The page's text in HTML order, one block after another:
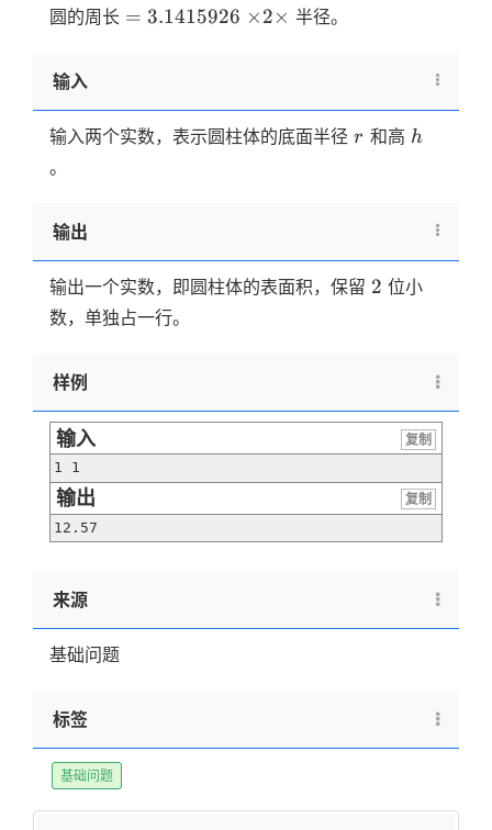
圆的周长 =
= 3.1415926 \times
×2× 半径。
输入
输入两个实数，表示圆柱体的底面半径 r
r 和高 h
h
。
输出
输出一个实数，即圆柱体的表面积，保留 2
2 位小
数，单独占一行。
样例
输入
复制
1 1
输出
复制
12.57
来源
基础问题
标签
基础问题